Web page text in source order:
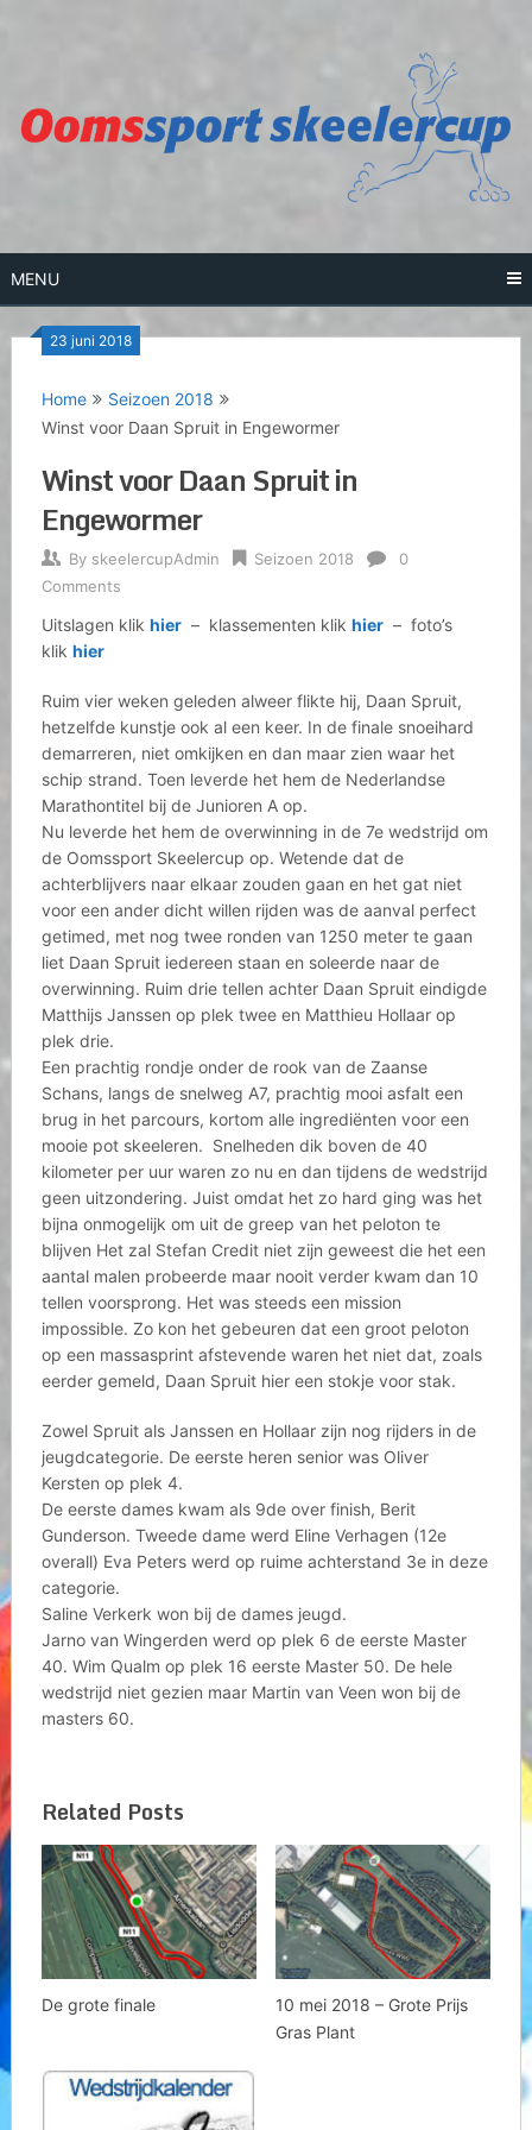
MENU
23 juni 2018
Home
Seizoen 2018
Winst voor Daan Spruit in Engewormer
Winst voor Daan Spruit in
Engewormer
By skeelercupAdmin Seizoen 2018
0
Comments
Uitslagen klik hier– klassementen klik hier– foto’s
klik hier
Ruim vier weken geleden alweer flikte hij, Daan Spruit,
hetzelfde kunstje ook al een keer. In de finale snoeihard
demarreren, niet omkijken en dan maar zien waar het
schip strand. Toen leverde het hem de Nederlandse
Marathontitel bij de Junioren A op.
Nu leverde het hem de overwinning in de 7e wedstrijd om
de Oomssport Skeelercup op. Wetende dat de
achterblijvers naar elkaar zouden gaan en het gat niet
voor een ander dicht willen rijden was de aanval perfect
getimed, met nog twee ronden van 1250 meter te gaan
liet Daan Spruit iedereen staan en soleerde naar de
overwinning. Ruim drie tellen achter Daan Spruit eindigde
Matthijs Janssen op plek twee en Matthieu Hollaar op
plek drie.
Een prachtig rondje onder de rook van de Zaanse
Schans, langs de snelweg A7, prachtig mooi asfalt een
brug in het parcours, kortom alle ingrediënten voor een
mooie pot skeeleren. Snelheden dik boven de 40
kilometer per uur waren zo nu en dan tijdens de wedstrijd
geen uitzondering. Juist omdat het zo hard ging was het
bijna onmogelijk om uit de greep van het peloton te
blijven Het zal Stefan Credit niet zijn geweest die het een
aantal malen probeerde maar nooit verder kwam dan 10
tellen voorsprong. Het was steeds een mission
impossible. Zo kon het gebeuren dat een groot peloton
op een massasprint afstevende waren het niet dat, zoals
eerder gemeld, Daan Spruit hier een stokje voor stak.
Zowel Spruit als Janssen en Hollaar zijn nog rijders in de
jeugdcategorie. De eerste heren senior was Oliver
Kersten op plek 4.
De eerste dames kwam als 9de over finish, Berit
Gunderson. Tweede dame werd Eline Verhagen (12e
overall) Eva Peters werd op ruime achterstand 3e in deze
categorie.
Saline Verkerk won bij de dames jeugd.
Jarno van Wingerden werd op plek 6 de eerste Master
40. Wim Qualm op plek 16 eerste Master 50. De hele
wedstrijd niet gezien maar Martin van Veen won bij de
masters 60.
Related Posts
De grote finale
10 mei 2018 – Grote Prijs
Gras Plant